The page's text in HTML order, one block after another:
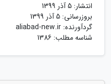
انتشار: 5 آذر 1399
بروزرسانی: 5 آذر 1399
گردآورنده: aliabad-new.ir
شناسه مطلب: 1386